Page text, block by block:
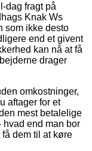
dag fragt på
Knak Ws
som ikke desto
end et givent
kan nå at få
drager
omkostninger,
aftager for et
mest betalelige
end man bor
dem til at køre